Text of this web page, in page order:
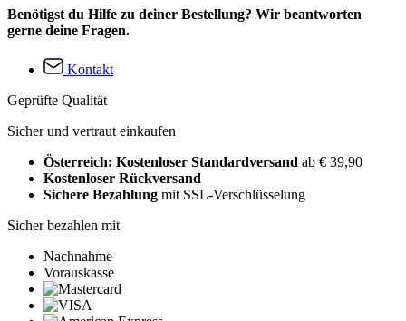
Benötigst du Hilfe zu deiner Bestellung? Wir beantworten
gerne deine Fragen.
Kontakt
Geprüfte Qualität
Sicher und vertraut einkaufen
Österreich: Kostenloser Standardversand ab € 39,90
Kostenloser Rückversand
Sichere Bezahlung mit SSL-Verschlüsselung
Sicher bezahlen mit
Nachnahme
Vorauskasse